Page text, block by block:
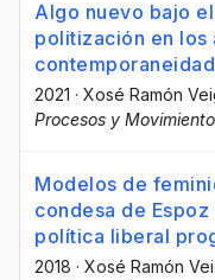
Algo nuevo bajo
politización en los
2021 · Xosé Ramón
Procesos y
Modelos de
condesa de
política liberal
2018 · Xosé Ramón